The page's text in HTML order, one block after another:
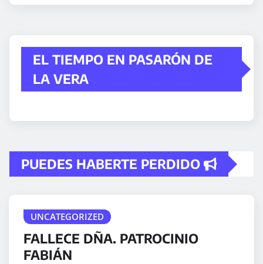
EL TIEMPO EN PASARÓN DE
LA VERA
PUEDES HABERTE PERDIDO
UNCATEGORIZED
FALLECE DÑA. PATROCINIO
FABIÁN